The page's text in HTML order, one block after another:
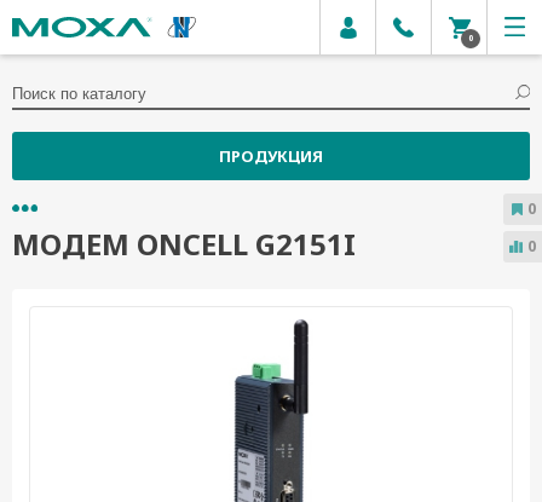
0
ПРОДУКЦИЯ
МОДЕМ ONCELL G2151I
0
0